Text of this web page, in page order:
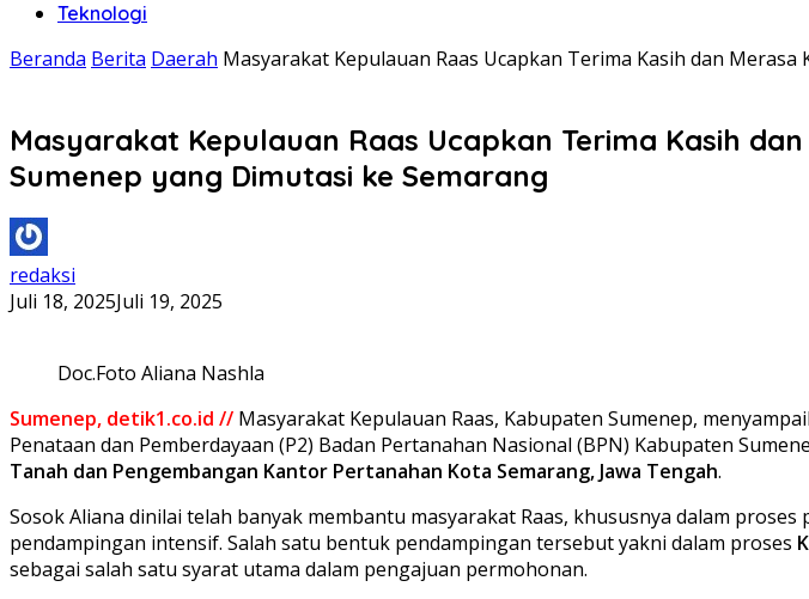
Teknologi
Beranda Berita Daerah Masyarakat Kepulauan Raas Ucapkan Terima Kasih dan
Masyarakat Kepulauan Raas Ucapkan Terima Kasih
Sumenep yang Dimutasi ke Semarang
redaksi
Juli 18, 2025Juli 19, 2025
Doc.Foto Aliana Nashla
Sumenep, detik1.co.id // Masyarakat Kepulauan Raas, Kabupaten Sumenep,
Penataan dan Pemberdayaan (P2) Badan Pertanahan Nasional (BPN) Kabupaten
Tanah dan Pengembangan Kantor Pertanahan Kota Semarang, Jawa Tengah.
Sosok Aliana dinilai telah banyak membantu masyarakat Raas, khususnya dalam
pendampingan intensif. Salah satu bentuk pendampingan tersebut yakni dalam proses
sebagai salah satu syarat utama dalam pengajuan permohonan.